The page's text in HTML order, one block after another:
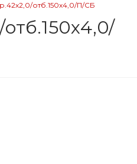
отб.150х4,0/П/СБ